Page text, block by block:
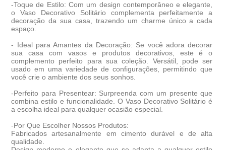
-Toque de Estilo: Com um design contemporâneo e elegante,
o Vaso Decorativo Solitário complementa perfeitamente a
decoração da sua casa, trazendo um charme único a cada
espaço.
- Ideal para Amantes da Decoração: Se você adora decorar
sua casa com vasos e produtos decorativos, este é o
complemento perfeito para sua coleção. Versátil, pode ser
usado em uma variedade de configurações, permitindo que
você crie o ambiente dos seus sonhos.
-Perfeito para Presentear: Surpreenda com um presente que
combina estilo e funcionalidade. O Vaso Decorativo Solitário é
a escolha ideal para qualquer ocasião especial.
-Por Que Escolher Nossos Produtos:
Fabricados artesanalmente em cimento durável e de alta
qualidade.